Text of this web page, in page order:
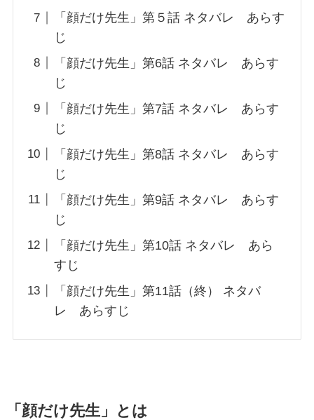
「顔だけ先生」第５話 ネタバレ あらす
じ
「顔だけ先生」第6話 ネタバレ あらす
じ
「顔だけ先生」第7話 ネタバレ あらす
じ
「顔だけ先生」第8話 ネタバレ あらす
じ
「顔だけ先生」第9話 ネタバレ あらす
じ
「顔だけ先生」第10話 ネタバレ あら
すじ
「顔だけ先生」第11話（終） ネタバ
レ あらすじ
「顔だけ先生」とは